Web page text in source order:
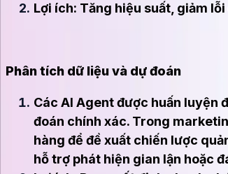
Lợi ích: Tăng hiệu suất, giảm
Phân tích dữ liệu và dự đoán
Các AI Agent được huấn luyện
đoán chính xác. Trong
hàng để đề xuất chiến lược
hỗ trợ phát hiện gian lận hoặc